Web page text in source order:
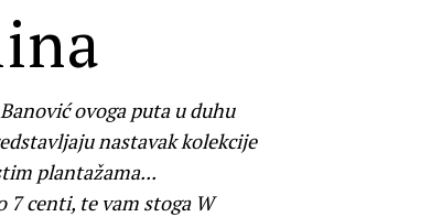
ovoga puta u duhu
nastavak kolekcije
plantažama...
7 centi, te vam stoga W